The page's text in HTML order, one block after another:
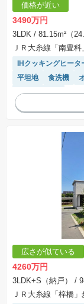
価格が近い
3490万円
3LDK / 81.15m²（
ＪＲ大糸線「南豊科
IHクッキングヒータ
平坦地
食洗機
温水洗浄便座
広さが似ている
4260万円
3LDK+S（納戸）
/
ＪＲ大糸線「梓橋」